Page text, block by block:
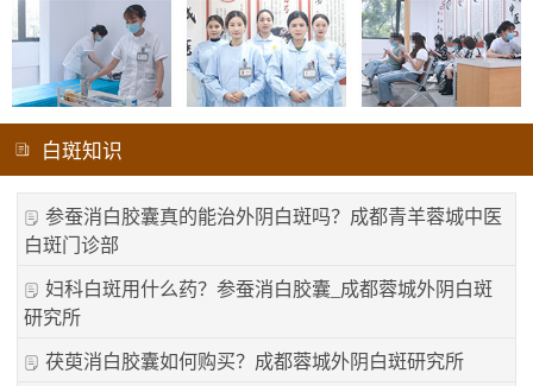
白斑知识
参蚕消白胶囊真的能治外阴白斑吗？成都青羊蓉城中医
白斑门诊部
妇科白斑用什么药？参蚕消白胶囊_成都蓉城外阴白斑
研究所
茯萸消白胶囊如何购买？成都蓉城外阴白斑研究所